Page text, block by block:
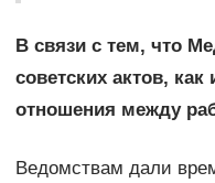
В связи с тем, что
советских актов,
отношения между
Ведомствам дали